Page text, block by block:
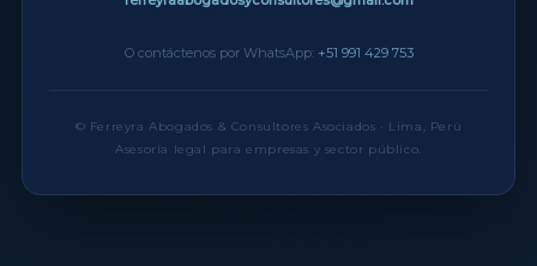
O contáctenos por WhatsApp: +51 991 429 753
© Ferreyra Abogados & Consultores Asociados · Lima, Perú
Asesoría legal para empresas y sector público.